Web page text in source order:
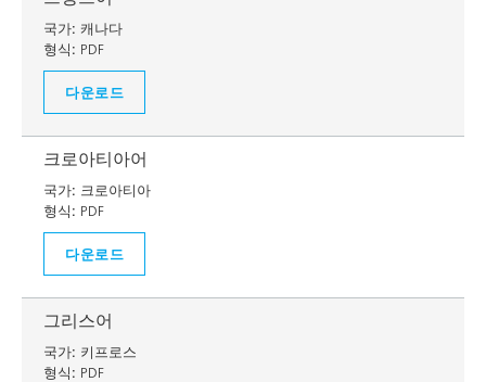
국가: 캐나다
형식: PDF
다운로드
크로아티아어
국가: 크로아티아
형식: PDF
다운로드
그리스어
국가: 키프로스
형식: PDF